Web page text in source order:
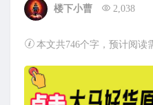
楼下小曹 2,038
本文共746个字，预计阅读